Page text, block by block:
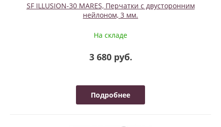
SF ILLUSION-30 MARES, Перчатки с двусторонним
нейлоном, 3 мм.
На складе
3 680 руб.
Подробнее